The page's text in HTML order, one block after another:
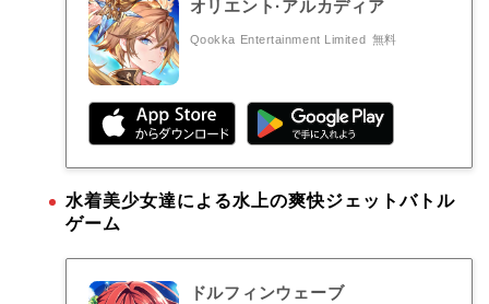
オリエント·アルカディア
Qookka Entertainment Limited 無料
水着美少女達による水上の爽快ジェットバトル
ゲーム
ドルフィンウェーブ